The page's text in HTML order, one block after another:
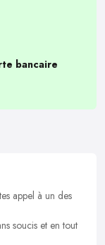
bancaire
appel à un des
soucis et en tout